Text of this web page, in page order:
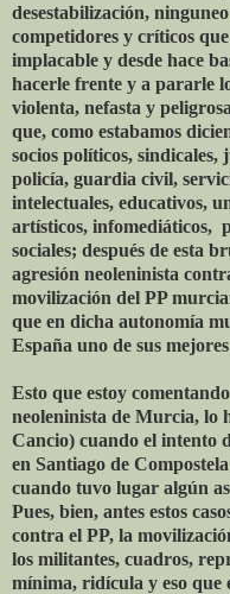
desestabilización,
competidores y críticos
implacable y desde hace
hacerle frente y a pararle
violenta, nefasta y
que, como estabamos
socios políticos,
policía, guardia civil,
intelectuales, educativos,
artísticos, infomediáticos,
sociales; después de esta
agresión neoleninista
movilización del PP
que en dicha autonomía
España uno de sus
Esto que estoy
neoleninista de Murcia, lo
Cancio) cuando el intento
en Santiago de
cuando tuvo lugar algún
Pues, bien, antes estos
contra el PP, la
los militantes, cuadros,
mínima, ridícula y eso que